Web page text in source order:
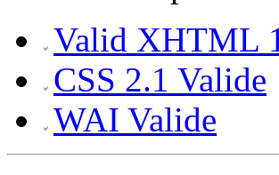
Valid XHTML
CSS 2.1 Valide
WAI Valide